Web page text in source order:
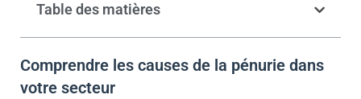
Table des matières
Comprendre les causes de la pénurie dans
votre secteur